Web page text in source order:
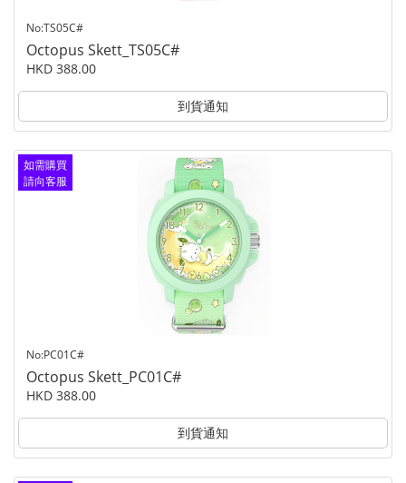
No:TS05C#
Octopus Skett_TS05C#
HKD 388.00
到貨通知
如需購買
請向客服
No:PC01C#
Octopus Skett_PC01C#
HKD 388.00
到貨通知